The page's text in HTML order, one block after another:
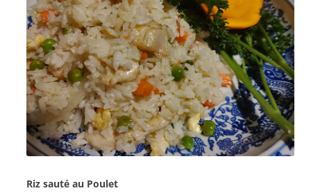
Riz sauté au Poulet